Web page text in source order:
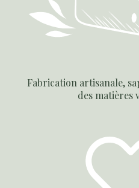
Fabrication artisanale,
des matières